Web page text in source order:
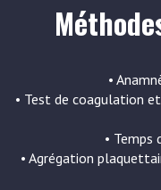
•
• Test de coagulation
• Temps
• Agrégation